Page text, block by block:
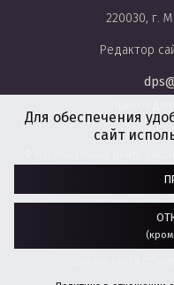
220030, г.
Редактор
Разработка
Дизайн сайта
Для обеспечения
сайт